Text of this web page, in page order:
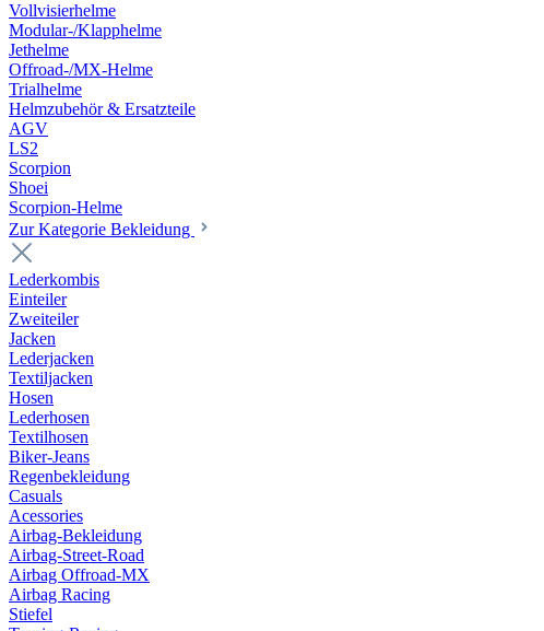
Vollvisierhelme
Modular-/Klapphelme
Jethelme
Offroad-/MX-Helme
Trialhelme
Helmzubehör & Ersatzteile
AGV
LS2
Scorpion
Shoei
Scorpion-Helme
Zur Kategorie Bekleidung
Lederkombis
Einteiler
Zweiteiler
Jacken
Lederjacken
Textiljacken
Hosen
Lederhosen
Textilhosen
Biker-Jeans
Regenbekleidung
Casuals
Acessories
Airbag-Bekleidung
Airbag-Street-Road
Airbag Offroad-MX
Airbag Racing
Stiefel